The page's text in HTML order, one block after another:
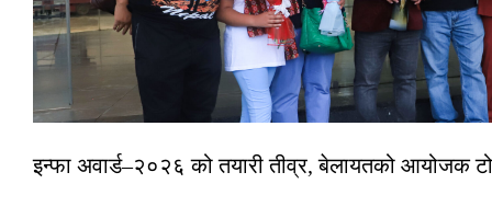
इन्फा अवार्ड–२०२६ को तयारी तीव्र, बेलायतको आयोजक